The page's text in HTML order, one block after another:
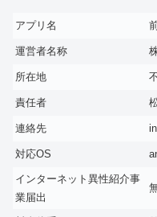
アプリ名
運営者名称
所在地
責任者
連絡先
対応OS
インターネット異性紹介事
業届出